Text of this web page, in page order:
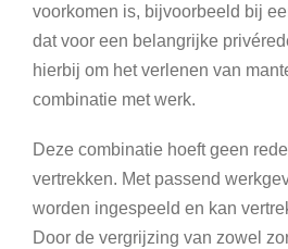
voorkomen is, bijvoorbeeld bij
dat voor een belangrijke
hierbij om het verlenen van
combinatie met werk.
Deze combinatie hoeft geen
vertrekken. Met passend
worden ingespeeld en kan
Door de vergrijzing van zowel